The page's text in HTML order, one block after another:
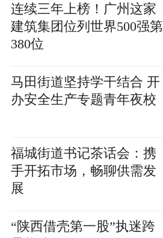
连续三年上榜！广州这家
建筑集团位列世界500强第
380位
马田街道坚持学干结合 开
办安全生产专题青年夜校
福城街道书记茶话会：携
手开拓市场，畅聊供需发
展
“陕西借壳第一股”执迷跨